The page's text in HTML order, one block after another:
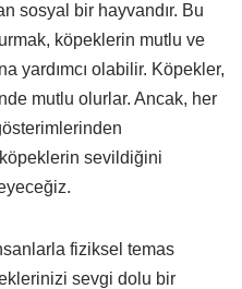
sosyal bir hayvandır. Bu
köpeklerin mutlu ve
yardımcı olabilir. Köpekler,
mutlu olurlar. Ancak, her
sevildiğini
fiziksel temas
sevgi dolu bir